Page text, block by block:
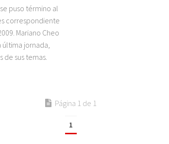
puso término al
correspondiente
Mariano Cheo
última jornada,
de sus temas.
Página 1 de 1
1